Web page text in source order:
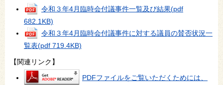
令和３年4月臨時会付議事件一覧及び結果(pdf
682.1KB)
令和３年4月臨時会付議事件に対する議員の賛否状況一
覧表(pdf 719.4KB)
【関連リンク】
PDFファイルをご覧いただくためには、